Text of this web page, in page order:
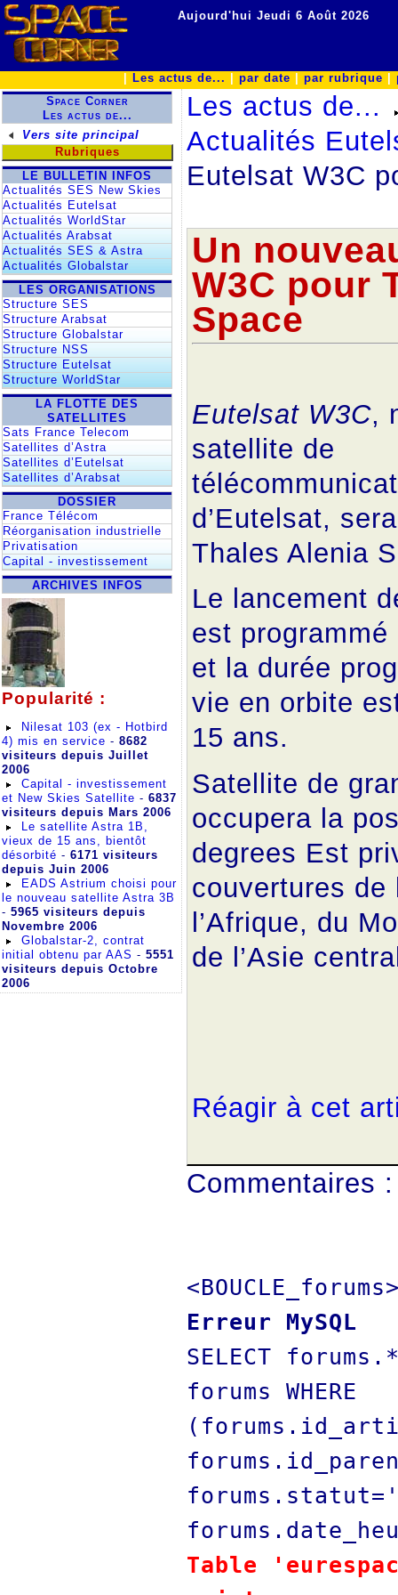
Aujourd'hui Jeudi 6 Août 2026
Les actus de... par date par rubrique
Space Corner
Les actus de...
Vers site principal
Rubriques
LE BULLETIN INFOS
Actualités SES New Skies
Actualités Eutelsat
Actualités WorldStar
Actualités Arabsat
Actualités SES & Astra
Actualités Globalstar
LES ORGANISATIONS
Structure SES
Structure Arabsat
Structure Globalstar
Structure NSS
Structure Eutelsat
Structure WorldStar
LA FLOTTE DES
SATELLITES
Sats France Telecom
Satellites d’Astra
Satellites d’Eutelsat
Satellites d’Arabsat
DOSSIER
France Télécom
Réorganisation industrielle
Privatisation
Capital - investissement
ARCHIVES INFOS
Popularité :
Nilesat 103 (ex - Hotbird
4) mis en service - 8682
visiteurs depuis Juillet
2006
Capital - investissement
et New Skies Satellite - 6837
visiteurs depuis Mars 2006
Le satellite Astra 1B,
vieux de 15 ans, bientôt
désorbité - 6171 visiteurs
depuis Juin 2006
EADS Astrium choisi pour
le nouveau satellite Astra 3B
- 5965 visiteurs depuis
Novembre 2006
Globalstar-2, contrat
initial obtenu par AAS - 5551
visiteurs depuis Octobre
2006
Les actus de...
Actualités
Eutelsat W3C
Un
W3C pour
Space
Eutelsat W3C,
satellite de
d’Eutelsat,
Thales Alenia
Le lancement
est
et la durée
vie en orbite
15 ans.
Satellite de
occupera la
degrees Est
couvertures de
l’Afrique, du
de l’Asie
Réagir à cet
Commentaires :
Erreur MySQL
SELECT
forums WHERE
Table